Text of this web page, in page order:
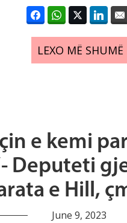
LEXO MË SHUMË
e kemi
Deputeti
e Hill,
June 9, 2023